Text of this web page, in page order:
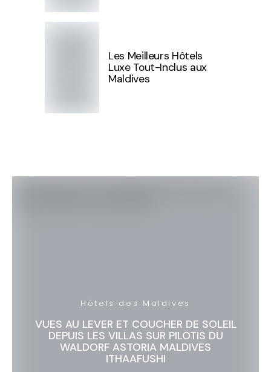
Les Meilleurs Hôtels
Luxe Tout-Inclus aux
Maldives
Hôtels des Maldives
VUES AU LEVER ET COUCHER DE SOLEIL
DEPUIS LES VILLAS SUR PILOTIS DU
WALDORF ASTORIA MALDIVES
ITHAAFUSHI